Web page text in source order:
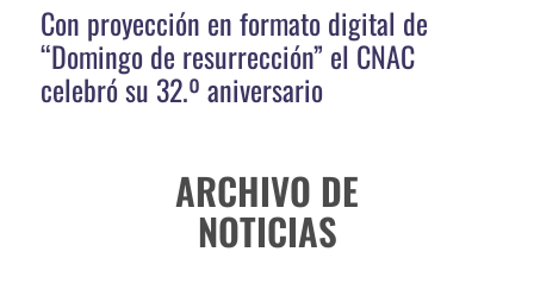
Con proyección en formato digital de
“Domingo de resurrección” el CNAC
celebró su 32.º aniversario
ARCHIVO DE
NOTICIAS